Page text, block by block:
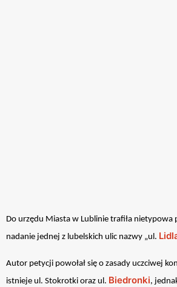
Do urzędu Miasta w Lublinie trafiła nietypowa
nadanie jednej z lubelskich ulic nazwy „ul.
Autor petycji powołał się o zasady uczciwej
istnieje ul. Stokrotki oraz ul. Biedronki,